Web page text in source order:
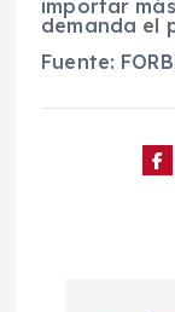
importar
demanda el
Fuente: